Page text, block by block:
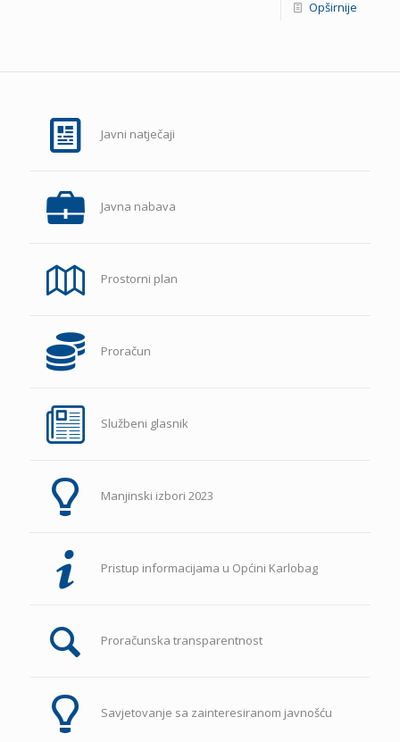
Opširnije
Javni natječaji
Javna nabava
Prostorni plan
Proračun
Službeni glasnik
Manjinski izbori 2023
Pristup informacijama u Općini Karlobag
Proračunska transparentnost
Savjetovanje sa zainteresiranom javnošću